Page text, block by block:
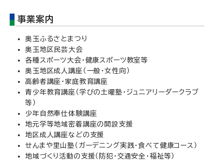
事業案内
奥玉ふるさとまつり
奥玉地区民芸大会
各種スポーツ大会・健康スポーツ教室等
奥玉地区成人講座（一般・女性向）
高齢者講座・家庭教育講座
青少年教育講座（学びの土曜塾・ジュニアリーダークラブ
等）
少年自然奉仕体験講座
地元学等地域密着講座の開設支援
地区成人講座などの支援
せんまや里山塾（ガーデニング実践・食べて健康コース）
地域づくり活動の支援（防犯・交通安全・福祉等）